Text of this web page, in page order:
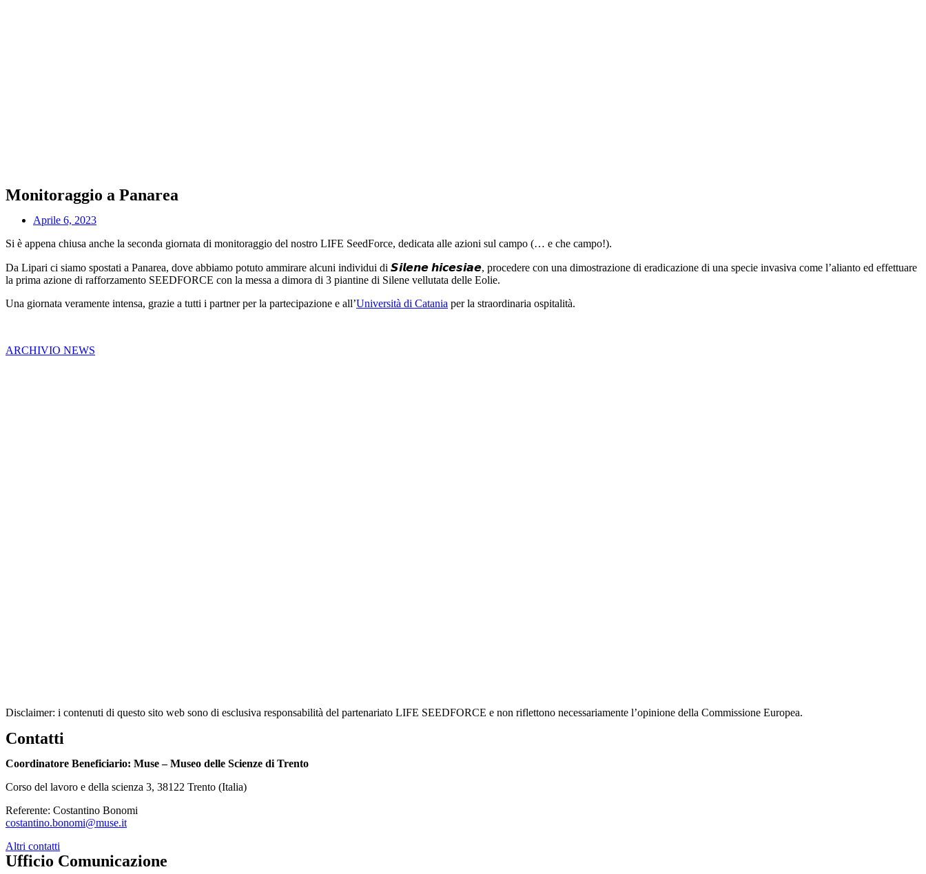
Monitoraggio a Panarea
Aprile 6, 2023
Si è appena chiusa anche la seconda giornata di monitoraggio del nostro LIFE SeedForce, dedicata alle azioni sul campo (… e che campo!).
Da Lipari ci siamo spostati a Panarea, dove abbiamo potuto ammirare alcuni individui di 𝙎𝙞𝙡𝙚𝙣𝙚 𝙝𝙞𝙘𝙚𝙨𝙞𝙖𝙚, procedere con una dimostrazione di eradicazione di una specie invasiva come l’alianto ed effettuare
la prima azione di rafforzamento SEEDFORCE con la messa a dimora di 3 piantine di Silene vellutata delle Eolie.
Una giornata veramente intensa, grazie a tutti i partner per la partecipazione e all’Università di Catania per la straordinaria ospitalità.
ARCHIVIO NEWS
Disclaimer: i contenuti di questo sito web sono di esclusiva responsabilità del partenariato LIFE SEEDFORCE e non riflettono necessariamente l’opinione della Commissione Europea.
Contatti
Coordinatore Beneficiario: Muse – Museo delle Scienze di Trento
Corso del lavoro e della scienza 3, 38122 Trento (Italia)
Referente: Costantino Bonomi
costantino.bonomi@muse.it
Altri contatti
Ufficio Comunicazione